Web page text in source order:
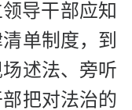
导干部应知
单制度，到
述法、旁听
把对法治的